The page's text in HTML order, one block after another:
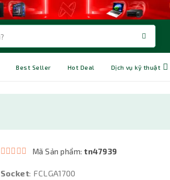
Best Seller Hot Deal Dịch vụ kỹ thuật
Mã Sản phẩm:tn47939
Socket: FCLGA1700